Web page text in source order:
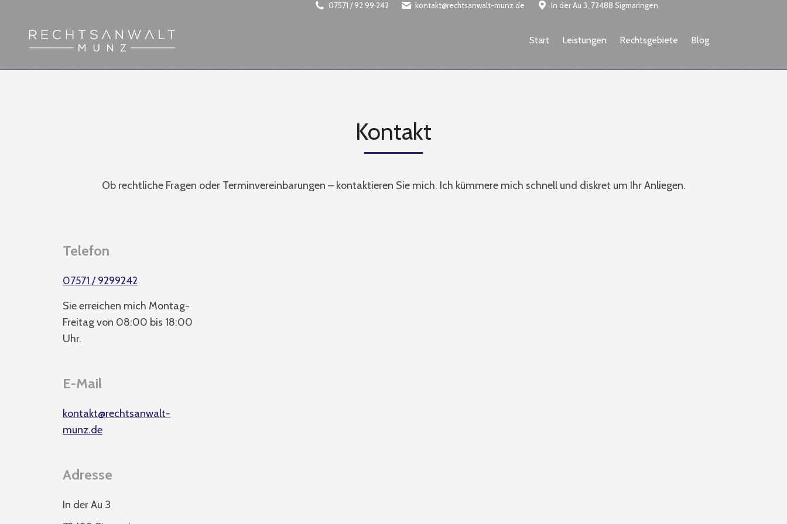
07571 / 92 99 242 kontakt@rechtsanwalt-munz.de In der Au 3, 72488 Sigmaringen
Start Leistungen Rechtsgebiete Blog
Kontakt
Ob rechtliche Fragen oder Terminvereinbarungen – kontaktieren Sie mich. Ich kümmere mich schnell und diskret um Ihr Anliegen.
Telefon
07571 / 9299242
Sie erreichen mich Montag-
Freitag von 08:00 bis 18:00
Uhr.
E-Mail
kontakt@rechtsanwalt-
munz.de
Adresse
In der Au 3